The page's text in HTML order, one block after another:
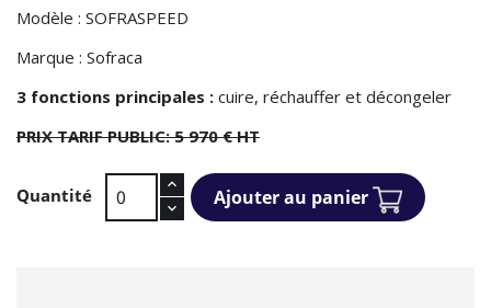
Modèle : SOFRASPEED
Marque : Sofraca
3 fonctions principales : cuire, réchauffer et décongeler
PRIX TARIF PUBLIC: 5 970 € HT
Quantité Ajouter au panier